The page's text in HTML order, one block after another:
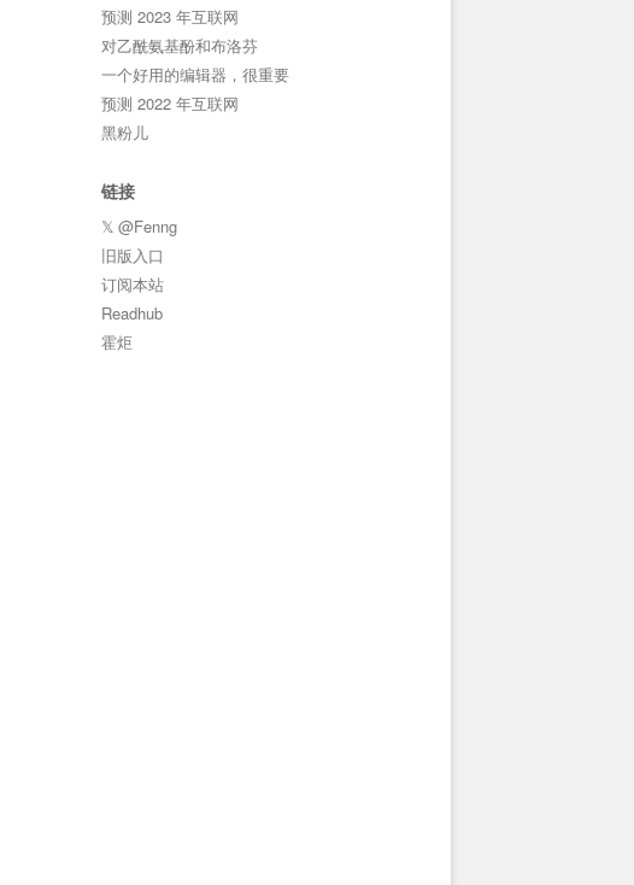
预测 2023 年互联网
对乙酰氨基酚和布洛芬
一个好用的编辑器，很重要
预测 2022 年互联网
黑粉儿
链接
𝕏 @Fenng
旧版入口
订阅本站
Readhub
霍炬